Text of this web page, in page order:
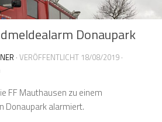
Donaupark
· VERÖFFENTLICHT 18/08/2019 ·
FF Mauthausen zu einem
Donaupark alarmiert.